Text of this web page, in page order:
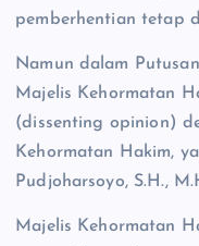
pemberhentian tetap
Namun dalam
Majelis Kehormatan
(dissenting opinion)
Kehormatan Hakim,
Pudjoharsoyo, S.H.,
Majelis Kehormatan